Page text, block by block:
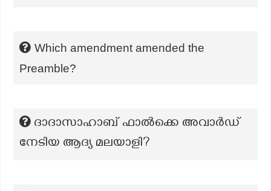
Which amendment amended the
Preamble?
ദാദാസാഹാബ് ഫാൽക്കെ അവാർഡ്
നേടിയ ആദ്യ മലയാളി?